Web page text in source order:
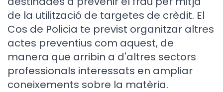
de la utilització de targetes de crèdit. El
Cos de Policia te previst organitzar altres
actes preventius com aquest, de
manera que arribin a d'altres sectors
professionals interessats en ampliar
coneixements sobre la matèria.